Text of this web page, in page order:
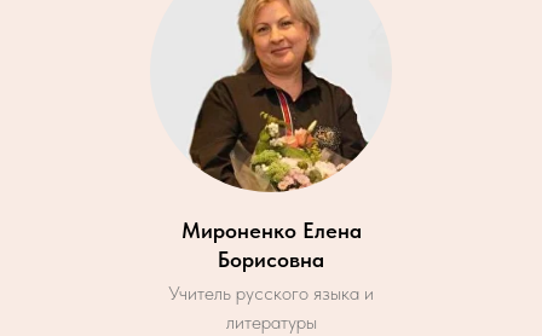
Мироненко Елена
Борисовна
Учитель русского языка и
литературы